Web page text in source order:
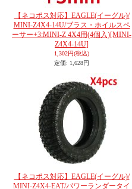
【ネコポス対応】EAGLE(イーグル)/
MINI-Z4X4-14U/ブラス・ホイルスペ
ーサー+3:MINI-Z 4X4用(4個入)[MINI-
Z4X4-14U]
1,302円(税込)
定価: 1,628円
【ネコポス対応】EAGLE(イーグル)/
MINI-Z4X4-EAT/パワーランダータイ